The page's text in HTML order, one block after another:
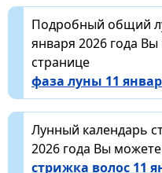
Подробный общий
января 2026 года
странице
фаза луны 11
Лунный календарь
2026 года Вы
стрижка волос 11